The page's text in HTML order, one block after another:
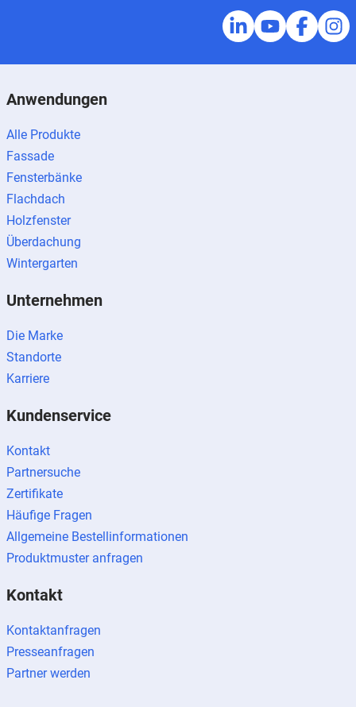
Anwendungen
Alle Produkte
Fassade
Fensterbänke
Flachdach
Holzfenster
Überdachung
Wintergarten
Unternehmen
Die Marke
Standorte
Karriere
Kundenservice
Kontakt
Partnersuche
Zertifikate
Häufige Fragen
Allgemeine Bestellinformationen
Produktmuster anfragen
Kontakt
Kontaktanfragen
Presseanfragen
Partner werden